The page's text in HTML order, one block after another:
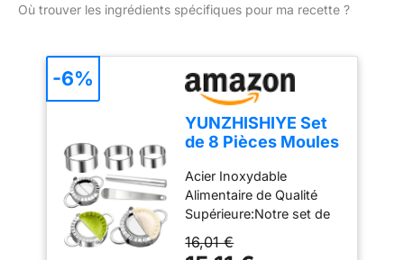
Où trouver les ingrédients spécifiques pour ma recette ?
YUNZHISHIYE Set
de 8 Pièces Moules
Raviolis en Acier
Inoxydable
Alimentaire,
Laminoir à Pâte et
Presse à Pâte,
Acier Inoxydable
Alimentaire de Qualité
Supérieure:Notre set de
dumplings est anti-
16,01 €
-6%